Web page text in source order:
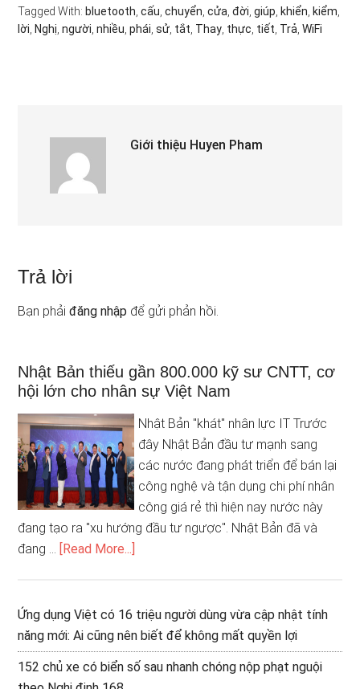
Tagged With: bluetooth ,cấu ,chuyển ,cửa ,đời ,giúp khiển kiểm
lời Nghị ,người ,nhiều ,phái ,sử tắt Thay thực tiết Trả ,WiFi
Giới thiệu Huyen Pham
Trả lời
Bạn phảiđăng nhập để gửi phản hồi.
Nhật Bản thiếu gần 800.000 kỹ sư CNTT, cơ
hội lớn cho nhân sự Việt Nam
Nhật Bản "khát" nhân lực IT Trước
đây Nhật Bản đầu tư mạnh sang
các nước đang phát triển để bán lại
công nghệ và tận dụng chi phí nhân
công giá rẻ thì hiện nay nước này
đang tạo ra "xu hướng đầu tư ngược". Nhật Bản đã và
đang … [Read More...]
Ứng dụng Việt có 16 triệu người dùng vừa cập nhật tính
năng mới: Ai cũng nên biết để không mất quyền lợi
152 chủ xe có biển số sau nhanh chóng nộp phạt nguội